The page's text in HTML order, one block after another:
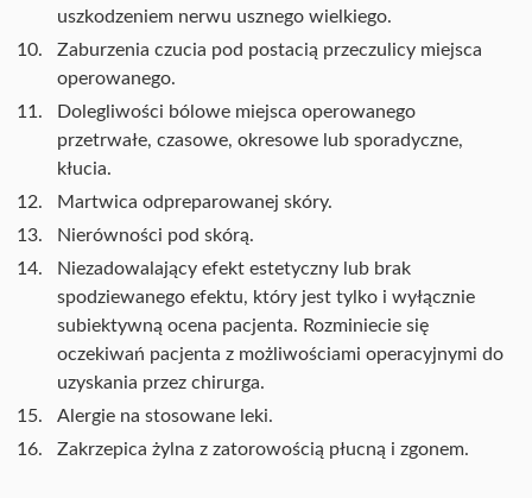
uszkodzeniem nerwu usznego wielkiego.
Zaburzenia czucia pod postacią przeczulicy miejsca
operowanego.
Dolegliwości bólowe miejsca operowanego
przetrwałe, czasowe, okresowe lub sporadyczne,
kłucia.
Martwica odpreparowanej skóry.
Nierówności pod skórą.
Niezadowalający efekt estetyczny lub brak
spodziewanego efektu, który jest tylko i wyłącznie
subiektywną ocena pacjenta. Rozminiecie się
oczekiwań pacjenta z możliwościami operacyjnymi do
uzyskania przez chirurga.
Alergie na stosowane leki.
Zakrzepica żylna z zatorowością płucną i zgonem.